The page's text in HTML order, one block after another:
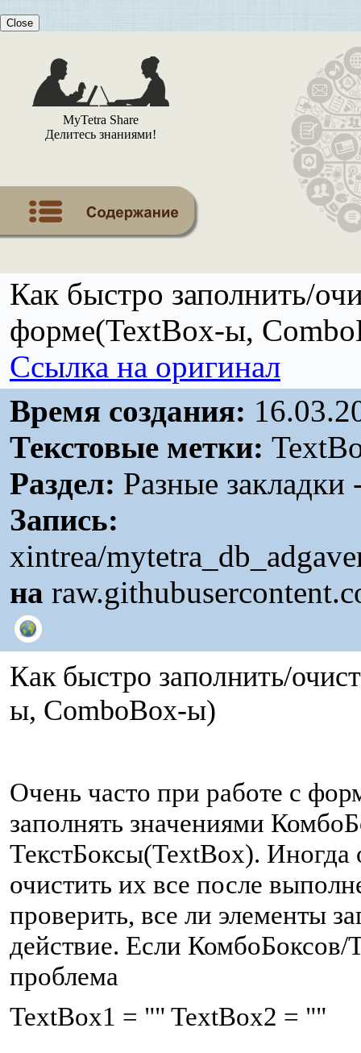
Close
MyTetra Share
Делитесь знаниями!
Как быстро заполнить/
форме(TextBox-ы,
Ссылка на оригинал
Время создания:
Текстовые метки:
Раздел: Разные
Запись:
xintrea/
на
Как быстро заполнить/
ы, ComboBox-ы)
Очень часто при работе с
заполнять значениями
ТекстБоксы(TextBox).
очистить их все после
проверить, все ли элементы
действие. Если КомбоБоксов/
проблема
TextBox1 = "" TextBox2 = ""